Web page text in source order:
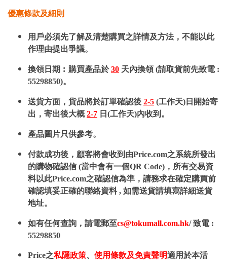
優惠條款及細則
用戶必須先了解及清楚購買之詳情及方法，不能以此
作理由提出爭議。
換領日期︰購買產品於30 天內換領 (請取貨前先致電 :
55298850)。
送貨方面，貨品將於訂單確認後 2-5 (工作天)日開始寄
出，寄出後大概2-7 日(工作天)內收到。
產品圖片只供參考。
付款成功後，顧客將會收到由Price.com之系統所發出
的購物確認信 (當中會有一個QR Code)，所有交易資
料以此Price.com之確認信為準，請務求在確定購買前
確認填妥正確的聯絡資料 , 如需送貨請填寫詳細送貨
地址。
如有任何查詢，請電郵至cs@tokumall.com.hk/ 致電 :
55298850
Price之私隱政策、 使用條款及免責聲明適用於本活